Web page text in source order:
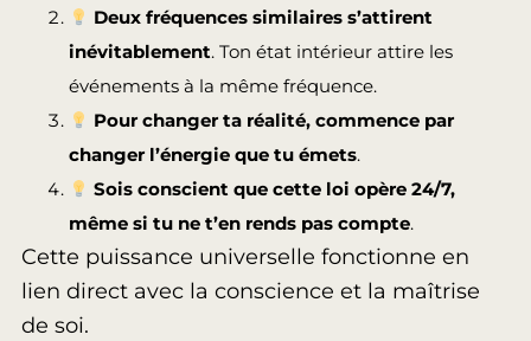
Deux fréquences similaires s’attirent
inévitablement. Ton état intérieur attire les
événements à la même fréquence.
Pour changer ta réalité, commence par
changer l’énergie que tu émets.
Sois conscient que cette loi opère 24/7,
même si tu ne t’en rends pas compte.
Cette puissance universelle fonctionne en
lien direct avec la conscience et la maîtrise
de soi.